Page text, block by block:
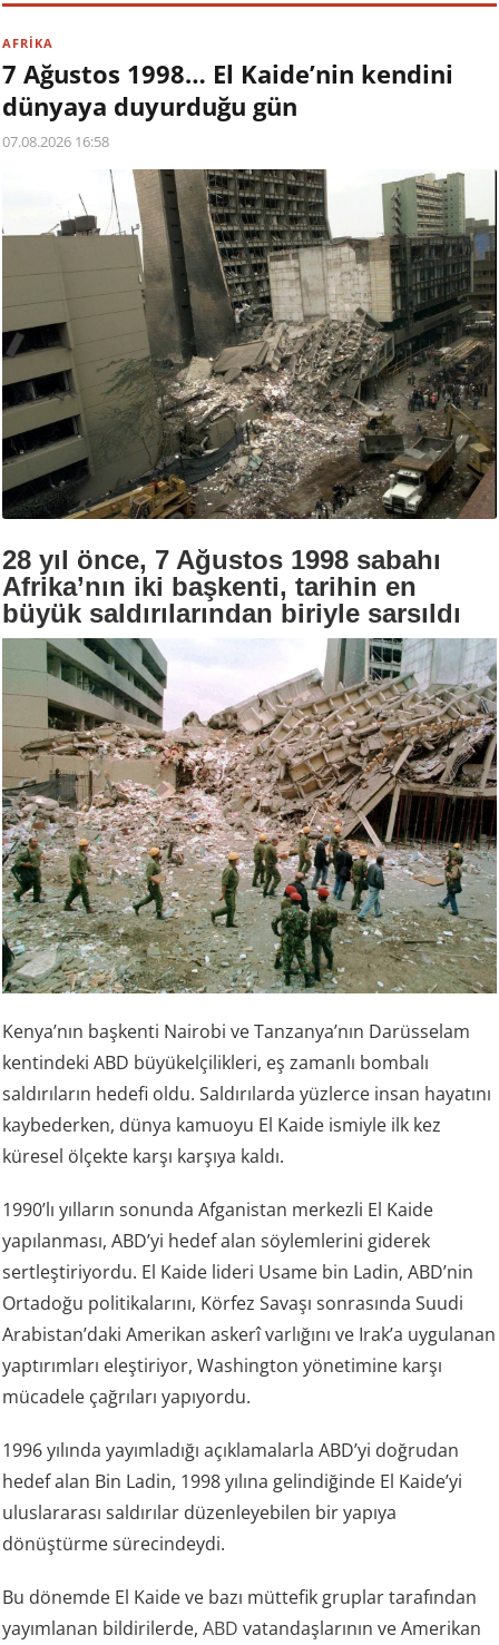
AFRİKA
7 Ağustos 1998… El Kaide’nin kendini
dünyaya duyurduğu gün
07.08.2026 16:58
28 yıl önce, 7 Ağustos 1998 sabahı
Afrika’nın iki başkenti, tarihin en
büyük saldırılarından biriyle sarsıldı
Kenya’nın başkenti Nairobi ve Tanzanya’nın Darüsselam
kentindeki ABD büyükelçilikleri, eş zamanlı bombalı
saldırıların hedefi oldu. Saldırılarda yüzlerce insan hayatını
kaybederken, dünya kamuoyu El Kaide ismiyle ilk kez
küresel ölçekte karşı karşıya kaldı.
1990’lı yılların sonunda Afganistan merkezli El Kaide
yapılanması, ABD’yi hedef alan söylemlerini giderek
sertleştiriyordu. El Kaide lideri Usame bin Ladin, ABD’nin
Ortadoğu politikalarını, Körfez Savaşı sonrasında Suudi
Arabistan’daki Amerikan askerî varlığını ve Irak’a uygulanan
yaptırımları eleştiriyor, Washington yönetimine karşı
mücadele çağrıları yapıyordu.
1996 yılında yayımladığı açıklamalarla ABD’yi doğrudan
hedef alan Bin Ladin, 1998 yılına gelindiğinde El Kaide’yi
uluslararası saldırılar düzenleyebilen bir yapıya
dönüştürme sürecindeydi.
Bu dönemde El Kaide ve bazı müttefik gruplar tarafından
yayımlanan bildirilerde,ABD vatandaşlarının ve Amerikan